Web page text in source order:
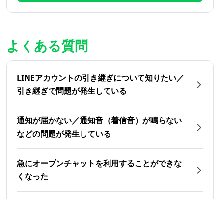
よくある質問
LINEアカウントの引き継ぎについて知りたい／
引き継ぎで問題が発生している
通知が届かない／通知音（着信音）が鳴らない
などの問題が発生している
急にオープンチャットを利用することができな
くなった